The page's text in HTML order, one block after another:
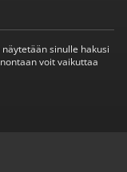
sinulle hakusi
voit vaikuttaa